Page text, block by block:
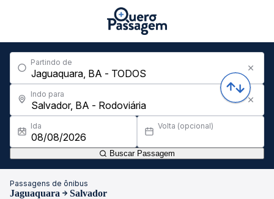
Partindo de
Indo para
Ida Volta (opcional)
Buscar Passagem
Passagens de ônibus
Jaguaquara Salvador